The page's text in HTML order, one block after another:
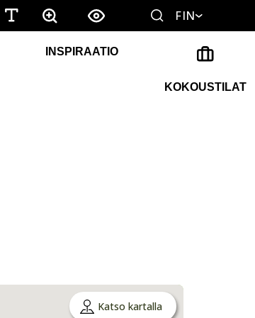
FIN
INSPIRAATIO
KOKOUSTILAT
Katso kartalla